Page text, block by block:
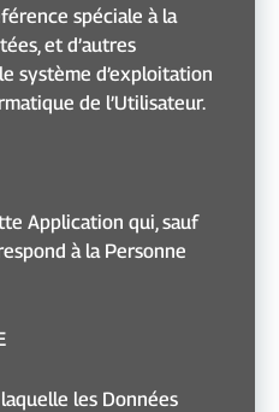
spéciale à la
et d’autres
système d’exploitation
de l’Utilisateur.
Application qui, sauf
à la Personne
les Données